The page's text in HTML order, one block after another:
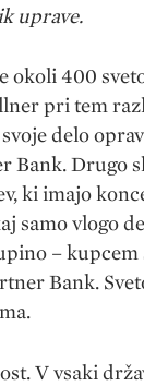
uprave.
okoli 400
pri tem
delo
Bank. Drugo
ki imajo
samo vlogo
– kupcem
Bank.
V vsaki